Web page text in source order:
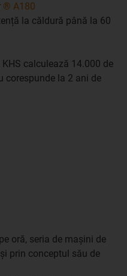
® A180
la căldură până la 60
calculează 14.000 de
corespunde la 2 ani de
oră, seria de mașini de
prin conceptul său de